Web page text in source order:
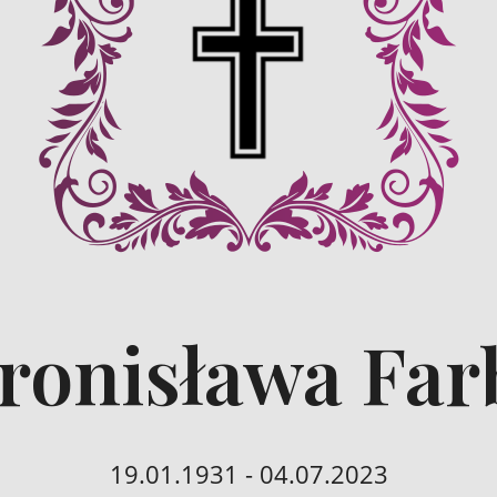
19.01.1931 - 04.07.2023